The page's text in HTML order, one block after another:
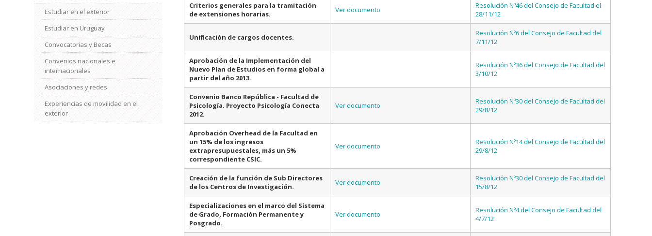
Estudiar en el exterior
Estudiar en Uruguay
Convocatorias y Becas
Convenios nacionales e
internacionales
Asociaciones y redes
Experiencias de movilidad en el
exterior
Criterios generales para la tramitación
de extensiones horarias.
Ver documento
Resolución Nº46 del Consejo de Facultad el
28/11/12
Unificación de cargos docentes.
Resolución Nº6 del Consejo de Facultad del
7/11/12
Aprobación de la Implementación del
Nuevo Plan de Estudios en forma global a
partir del año 2013.
Resolución Nº36 del Consejo de Facultad del
3/10/12
Convenio Banco República - Facultad de
Psicología. Proyecto Psicología Conecta
2012.
Ver documento
Resolución Nº30 del Consejo de Facultad del
29/8/12
Aprobación Overhead de la Facultad en
un 15% de los ingresos
extrapresupuestales, más un 5%
correspondiente CSIC.
Ver documento
Resolución Nº14 del Consejo de Facultad del
29/8/12
Creación de la función de Sub Directores
de los Centros de Investigación.
Ver documento
Resolución Nº30 del Consejo de Facultad del
15/8/12
Especializaciones en el marco del Sistema
de Grado, Formación Permanente y
Posgrado.
Ver documento
Resolución Nº4 del Consejo de Facultad del
4/7/12